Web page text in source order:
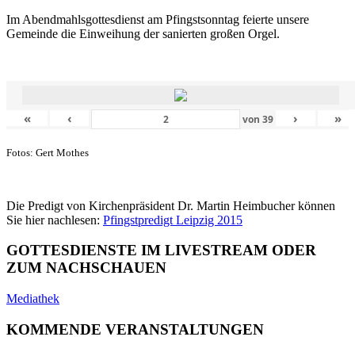
Im Abendmahlsgottesdienst am Pfingstsonntag feierte unsere
Gemeinde die Einweihung der sanierten großen Orgel.
« ‹ von39 › »
Fotos: Gert Mothes
Die Predigt von Kirchenpräsident Dr. Martin Heimbucher können
Sie hier nachlesen: Pfingstpredigt Leipzig 2015
GOTTESDIENSTE IM LIVESTREAM ODER
ZUM NACHSCHAUEN
Mediathek
KOMMENDE VERANSTALTUNGEN